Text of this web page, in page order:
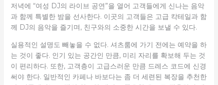
저녁에 “여성 DJ의 라이브 공연”을 열어 고객들에게 신나는 음악
과 함께 특별한 밤을 선사한다. 이곳의 고객들은 고급 칵테일과 함
께 DJ의 음악을 즐기며, 친구와의 소중한 시간을 보낼 수 있다.
실용적인 설명도 빼놓을 수 없다. 셔츠룸에 가기 전에는 예약을 하
는 것이 좋다. 인기 있는 공간인 만큼, 미리 자리를 확보해 두는 것
이 편리하다. 또한, 고객층이 고급스러운 만큼 드레스 코드에 신경
써야 한다. 일반적인 카페나 바보다는 좀 더 세련된 복장을 추천한